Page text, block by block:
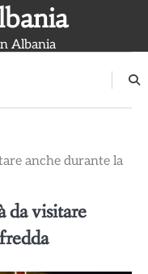
Albania
anche durante la
da visitare